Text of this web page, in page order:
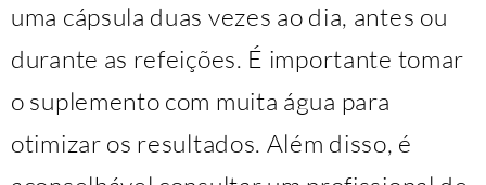
uma cápsula duas vezes ao dia, antes ou
durante as refeições. É importante tomar
o suplemento com muita água para
otimizar os resultados. Além disso, é